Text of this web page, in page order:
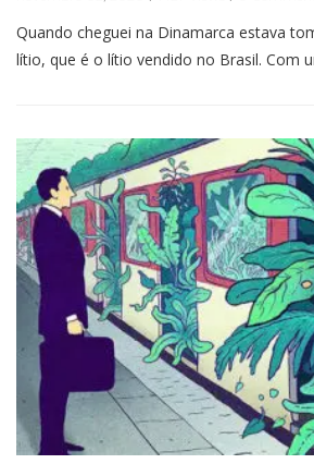
Quando cheguei na Dinamarca estava
lítio, que é o lítio vendido no Brasil. Com